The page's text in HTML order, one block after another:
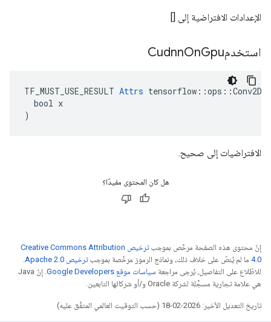
الإعدادات الافتراضية إلى []
استخدمCudnn OnGpu
TF_MUST_USE_RESULT Attrs
  bool x
)
الافتراضيات إلى صحيح.
هل كان المحتوى مفيدًا؟
إنّ محتوى هذه الصفحة مرخّص بموجب
ترخيص Creative Commons Attribution
4.0‏ ما لم يُنصّ على خلاف ذلك، ونماذج الرموز مرخّصة بموجبترخيص Apache 2.0‏
.
للاطّلاع على التفاصيل، يُرجى مراجعة سياسات موقع Google Developers‏
. إنّ Java
هي علامة تجارية مسجَّلة لشركة Oracle و/أو شركائها التابعين.
تاريخ التعديل الأخير: 2026-02-18 (حسب التوقيت العالمي المتفَّق عليه)